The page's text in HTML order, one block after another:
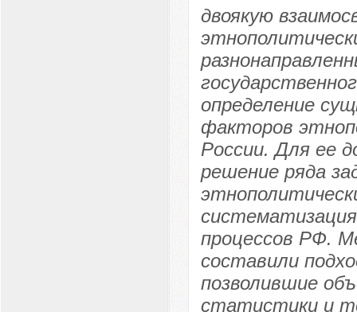
двоякую
определение
факторов
России. Для ее
решение ряда
процессов РФ.
составили
позволившие
статистики и